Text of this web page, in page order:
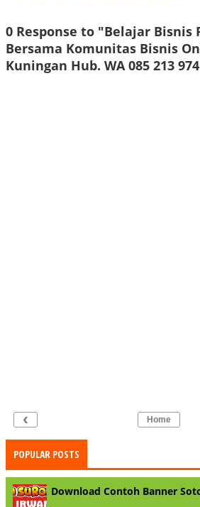
0 Response to "Belajar Bisnis
Bersama Komunitas Bisnis
Kuningan Hub. WA 085 213
‹ Home
POPULAR POSTS
Download Contoh Banner